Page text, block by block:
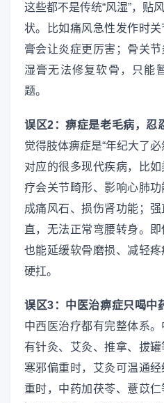
这些都不是传统“风湿”，贴
状。比如痛风急性发作时
膏会让炎症更厉害；骨关
湿膏无法修复软骨，只能
题。
误区2：痹症是老毛病，忍
觉得肢体痹症是“年纪大了
对应的很多现代疾病，比
疗会关节畸形、影响心肺
成痛风石、损伤肾功能；
直，无法正常弯腰转身。
也能延缓软骨磨损、减轻
硬扛。
误区3：中医治痹症只喝中
中西医治疗都有完整体系
有针灸、艾灸、推拿、拔
寒邪偏重时，艾灸可温通
重时，中药加茯苓、薏苡